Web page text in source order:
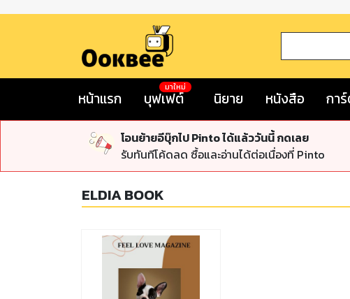
หน้าแรก บุฟเฟต์
มาใหม่
นิยาย หนังสือ กา
โอนย้ายอีบุ๊กไป Pinto ได้แล้ววันนี้ กดเลย
รับทันทีโค้ดลด ซื้อและอ่านได้ต่อเนื่องที่ Pinto
ELDIA BOOK